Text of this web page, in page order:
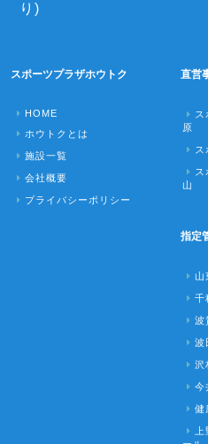
り)
スポーツプラザホウトク
HOME
ホウトクとは
施設一覧
会社概要
プライバシーポリシー
直営
ス
原
ス
ス
山
指定
山
千
波
波
沢
今
健